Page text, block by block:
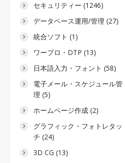
セキュリティー (1246)
データベース運用/管理 (27)
統合ソフト (1)
ワープロ・DTP (13)
日本語入力・フォント (58)
電子メール・スケジュール管
理 (5)
ホームページ作成 (2)
グラフィック・フォトレタッ
チ (24)
3D CG (13)